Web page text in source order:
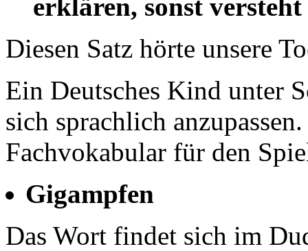
erklären, sonst
Diesen Satz hörte unsere
Ein Deutsches Kind unter
sich sprachlich
Fachvokabular für den
Gigampfen
Das Wort findet sich im